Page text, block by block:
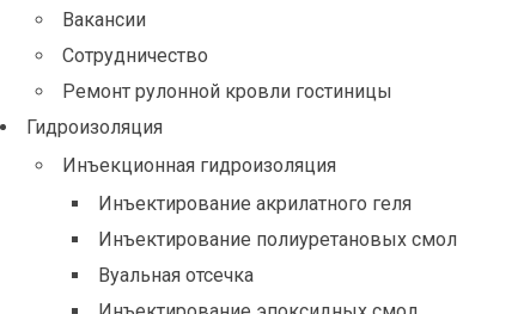
Вакансии
Сотрудничество
Ремонт рулонной кровли гостиницы
Гидроизоляция
Инъекционная гидроизоляция
Инъектирование акрилатного геля
Инъектирование полиуретановых смол
Вуальная отсечка